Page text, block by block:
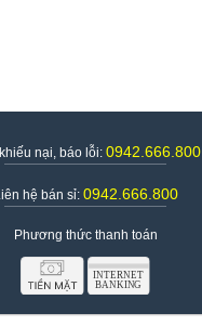
nại, báo lỗi: 0942.666.800
hệ bán sỉ: 0942.666.800
Phương thức thanh toán